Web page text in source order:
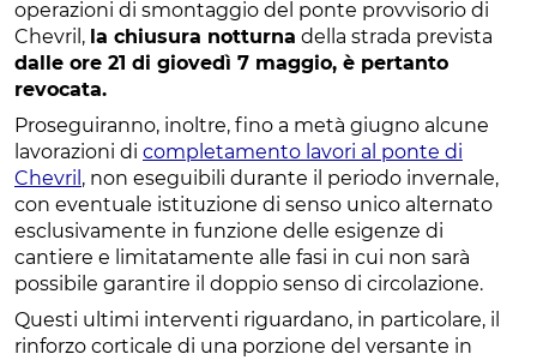
operazioni di smontaggio del ponte provvisorio di
Chevril, la chiusura notturna della strada prevista
dalle ore 21 di giovedì 7 maggio, è pertanto
revocata.
Proseguiranno, inoltre, fino a metà giugno alcune
lavorazioni di completamento lavori al ponte di
Chevril , non eseguibili durante il periodo invernale,
con eventuale istituzione di senso unico alternato
esclusivamente in funzione delle esigenze di
cantiere e limitatamente alle fasi in cui non sarà
possibile garantire il doppio senso di circolazione.
Questi ultimi interventi riguardano, in particolare, il
rinforzo corticale di una porzione del versante in